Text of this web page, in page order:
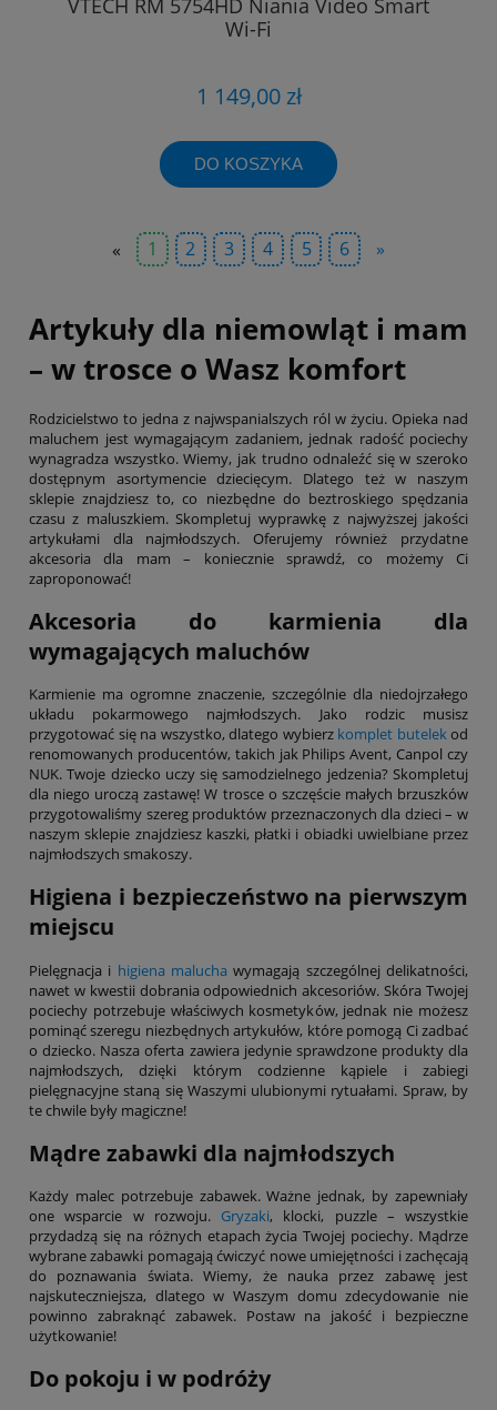
Wi-Fi
1 149,00 zł
DO KOSZYKA
« 1 2 3 4 5 6 »
Artykuły dla niemowląt i mam
– w trosce o Wasz komfort
Rodzicielstwo to jedna z najwspanialszych ról w życiu. Opieka nad
maluchem jest wymagającym zadaniem, jednak radość pociechy
wynagradza wszystko. Wiemy, jak trudno odnaleźć się w szeroko
dostępnym asortymencie dziecięcym. Dlatego też w naszym
sklepie znajdziesz to, co niezbędne do beztroskiego spędzania
czasu z maluszkiem. Skompletuj wyprawkę z najwyższej jakości
artykułami dla najmłodszych. Oferujemy również przydatne
akcesoria dla mam – koniecznie sprawdź, co możemy Ci
zaproponować!
Akcesoria do karmienia dla
wymagających maluchów
Karmienie ma ogromne znaczenie, szczególnie dla niedojrzałego
układu pokarmowego najmłodszych. Jako rodzic musisz
przygotować się na wszystko, dlatego wybierz komplet butelekod
renomowanych producentów, takich jak Philips Avent, Canpol czy
NUK. Twoje dziecko uczy się samodzielnego jedzenia? Skompletuj
dla niego uroczą zastawę! W trosce o szczęście małych brzuszków
przygotowaliśmy szereg produktów przeznaczonych dla dzieci – w
naszym sklepie znajdziesz kaszki, płatki i obiadki uwielbiane przez
najmłodszych smakoszy.
Higiena i bezpieczeństwo na pierwszym
miejscu
Pielęgnacja i higiena malucha wymagają szczególnej delikatności,
nawet w kwestii dobrania odpowiednich akcesoriów. Skóra Twojej
pociechy potrzebuje właściwych kosmetyków, jednak nie możesz
pominąć szeregu niezbędnych artykułów, które pomogą Ci zadbać
o dziecko. Nasza oferta zawiera jedynie sprawdzone produkty dla
najmłodszych, dzięki którym codzienne kąpiele i zabiegi
pielęgnacyjne staną się Waszymi ulubionymi rytuałami. Spraw, by
te chwile były magiczne!
Mądre zabawki dla najmłodszych
Każdy malec potrzebuje zabawek. Ważne jednak, by zapewniały
one wsparcie w rozwoju. Gryzaki, klocki, puzzle – wszystkie
przydadzą się na różnych etapach życia Twojej pociechy. Mądrze
wybrane zabawki pomagają ćwiczyć nowe umiejętności i zachęcają
do poznawania świata. Wiemy, że nauka przez zabawę jest
najskuteczniejsza, dlatego w Waszym domu zdecydowanie nie
powinno zabraknąć zabawek. Postaw na jakość i bezpieczne
użytkowanie!
Do pokoju i w podróży